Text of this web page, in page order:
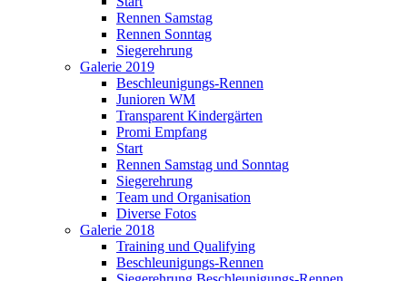
Rennen Samstag
Rennen Sonntag
Siegerehrung
Galerie 2019
Beschleunigungs-Rennen
Junioren WM
Transparent Kindergärten
Promi Empfang
Start
Rennen Samstag und Sonntag
Siegerehrung
Team und Organisation
Diverse Fotos
Galerie 2018
Training und Qualifying
Beschleunigungs-Rennen